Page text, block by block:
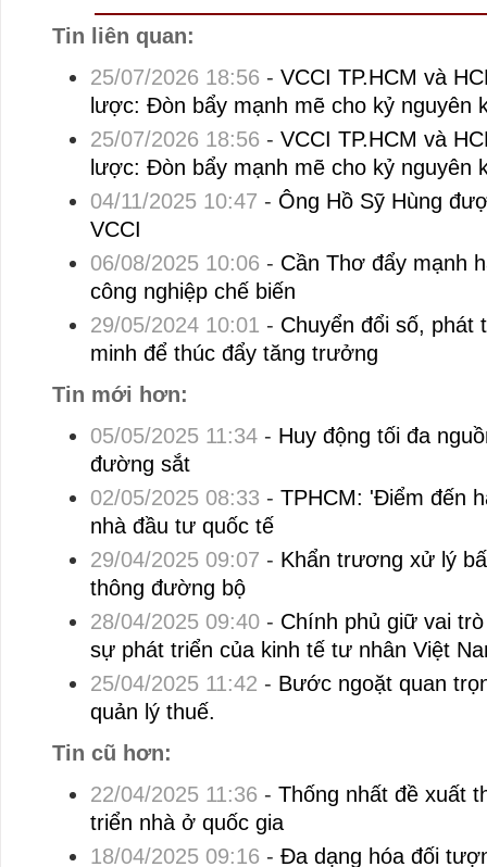
Tin liên quan:
25/07/2026 18:56 - VCCI TP.HCM và
lược: Đòn bẩy mạnh mẽ cho kỷ nguyên
25/07/2026 18:56 - VCCI TP.HCM và
lược: Đòn bẩy mạnh mẽ cho kỷ nguyên
04/11/2025 10:47 - Ông Hồ Sỹ Hùng
VCCI
06/08/2025 10:06 - Cần Thơ đẩy mạnh
công nghiệp chế biến
29/05/2024 10:01 - Chuyển đổi số, phát
minh để thúc đẩy tăng trưởng
Tin mới hơn:
05/05/2025 11:34- Huy động tối đa
đường sắt
02/05/2025 08:33 - TPHCM: 'Điểm đến
nhà đầu tư quốc tế
29/04/2025 09:07 - Khẩn trương xử lý
thông đường bộ
28/04/2025 09:40- Chính phủ giữ vai
sự phát triển của kinh tế tư nhân Việt
25/04/2025 11:42 - Bước ngoặt quan
quản lý thuế.
Tin cũ hơn:
22/04/2025 11:36 - Thống nhất đề xuất
triển nhà ở quốc gia
18/04/2025 09:16 - Đa dạng hóa đối